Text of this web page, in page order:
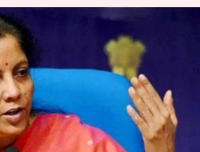
ने कहा- मार्च तक
में डूबी ये दो
02:00 pm